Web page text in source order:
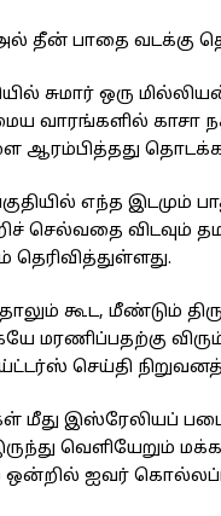
அல் தீன் பாதை
சுமார் ஒரு
வாரங்களில் காசா
ஆரம்பித்தது
எந்த
செல்வதை விடவும்
தெரிவித்துள்ளது.
கூட, மீண்டும்
மரணிப்பதற்கு
செய்தி
மீது இஸ்ரேலியப்
வெளியேறும்
ஐவர்